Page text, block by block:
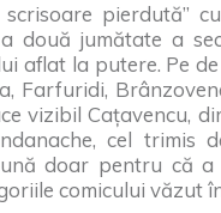
pierdută”
două jumătate a
aflat la putere. Pe
Farfuridi,
vizibil Cațavencu,
cel
doar pentru că
comicului văzut